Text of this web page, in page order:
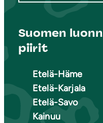
Suomen
piirit
Etelä-Häme
Etelä-Karjala
Etelä-Savo
Kainuu